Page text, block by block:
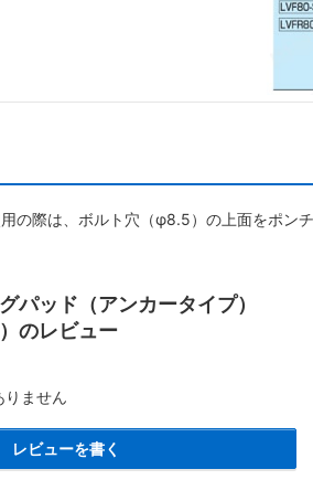
の際は、ボルト穴（φ8.5）の上面をポン
パッド（アンカータイプ）
のレビュー
りません
レビューを書く